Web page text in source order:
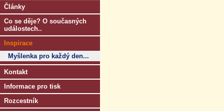
Články
Co se děje? O současných
událostech..
Inspirace
Myšlenka pro každý den...
Kontakt
Informace pro tisk
Rozcestník